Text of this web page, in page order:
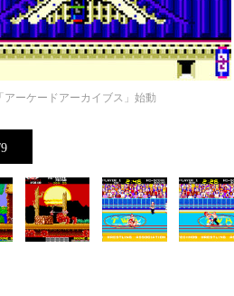
ーケードアーカイブス」始動